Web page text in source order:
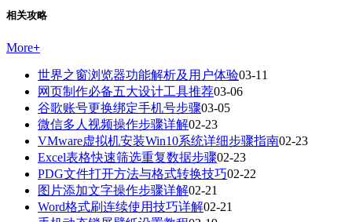
相关攻略
More+
世界之窗浏览器功能解析及用户体验03-11
网页制作必备五大设计工具推荐03-06
谷歌账号更换绑定手机号步骤03-05
微信多人视频操作步骤详解02-23
VMware虚拟机安装Win10系统详细步骤指南02-23
Excel表格快速筛选重复数据步骤02-23
PDG文件打开方法与格式转换技巧02-22
图片添加文字操作步骤详解02-21
Word格式刷连续使用技巧详解02-21